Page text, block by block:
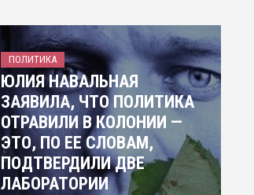
ПОЛИТИКА
ЮЛИЯ НАВАЛЬНАЯ
ЗАЯВИЛА, ЧТО ПОЛИТИКА
ОТРАВИЛИ В КОЛОНИИ —
ЭТО, ПО ЕЕ СЛОВАМ,
ПОДТВЕРДИЛИ ДВЕ
ЛАБОРАТОРИИ